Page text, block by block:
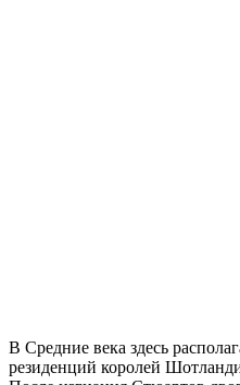
В Средние века здесь
резиденций королей